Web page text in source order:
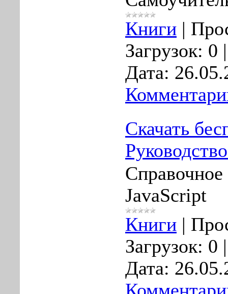
Книги |
Загрузок: 0
Дата:
Скачать
Справочное
JavaScript
Книги |
Загрузок: 0
Дата: